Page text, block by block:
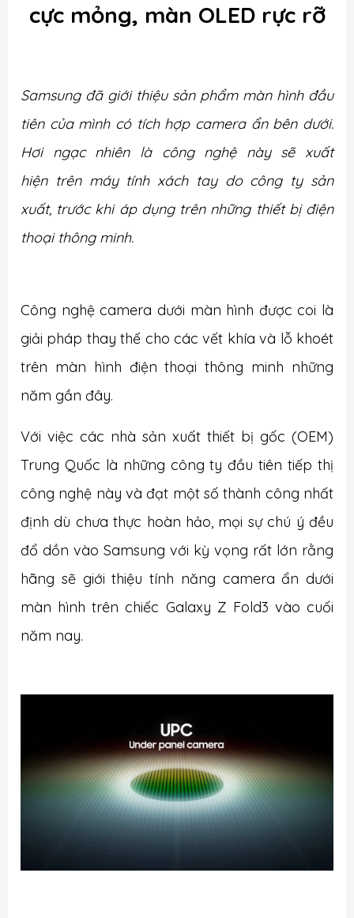
cực mỏng, màn OLED rực rỡ
Samsung đã giới thiệu sản phẩm màn hình đầu
tiên của mình có tích hợp camera ẩn bên dưới.
Hơi ngạc nhiên là công nghệ này sẽ xuất
hiện trên máy tính xách tay do công ty sản
xuất, trước khi áp dụng trên những thiết bị điện
thoại thông minh.
Công nghệ camera dưới màn hình được coi là
giải pháp thay thế cho các vết khía và lỗ khoét
trên màn hình điện thoại thông minh những
năm gần đây.
Với việc các nhà sản xuất thiết bị gốc (OEM)
Trung Quốc là những công ty đầu tiên tiếp thị
công nghệ này và đạt một số thành công nhất
định dù chưa thực hoàn hảo, mọi sự chú ý đều
đổ dồn vào Samsung với kỳ vọng rất lớn rằng
hãng sẽ giới thiệu tính năng camera ẩn dưới
màn hình trên chiếc Galaxy Z Fold3 vào cuối
năm nay.